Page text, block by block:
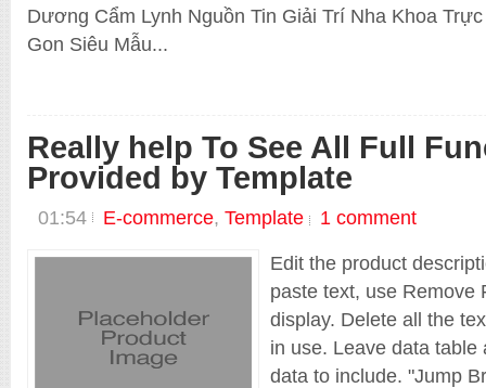
No Coding. No Programming Needed.
Dương Cẩm Lynh Nguồn Tin Giải Trí Nha Khoa
Gon Siêu Mẫu...
Really help To See All Full
Provided by Template
01:54 E-commerce, Template
1 comment
Edit the product
paste text, use Remove
display. Delete all the
in use. Leave data table
data to include. "Jump